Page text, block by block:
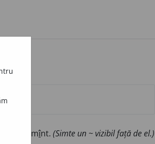
resimțămînt. (Simte un ~ vizibil față de el.)